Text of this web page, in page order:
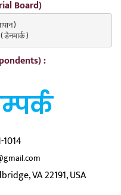
Board)
:
VA 22191, USA